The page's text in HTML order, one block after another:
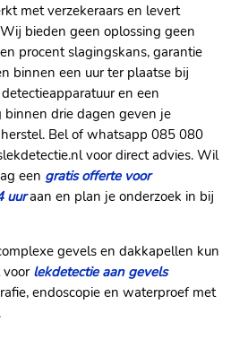
met verzekeraars en levert
bieden geen oplossing geen
procent slagingskans, garantie
binnen een uur ter plaatse bij
en een
binnen drie dagen geven je
Bel of whatsapp 085 080
voor direct advies.​ Wil
een gratis offerte voor
uuraan en plan je onderzoek in bij
gevels en dakkapellen kun
voor lekdetectie aan gevels
endoscopie en waterproef met